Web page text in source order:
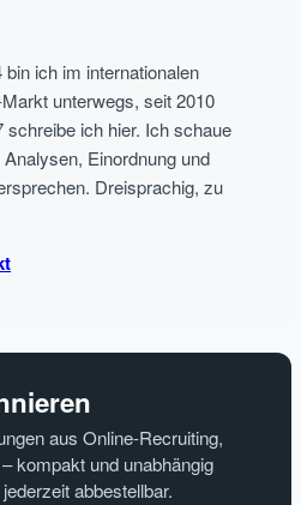
ich im internationalen
unterwegs, seit 2010
schreibe ich hier. Ich schaue
Einordnung und
Dreisprachig, zu
aus Online-Recruiting,
kompakt und unabhängig
abbestellbar.